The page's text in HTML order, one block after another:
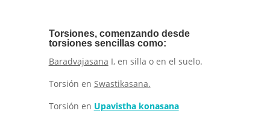
Torsiones, comenzando desde
torsiones sencillas como:
Baradvajasana I, en silla o en el suelo.
Torsión en Swastikasana.
Torsión en Upavistha konasana